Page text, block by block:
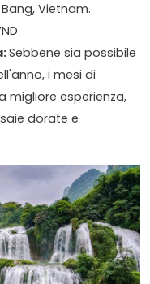
Vietnam.
Sebbene sia possibile
i mesi di
esperienza,
dorate e